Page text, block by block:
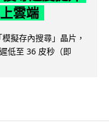
雲端
擬存內搜尋」晶片，
低至 36 皮秒（即